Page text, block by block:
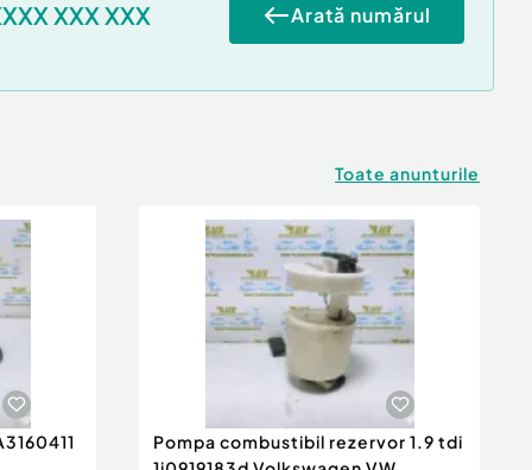
XXX XXX Arată numărul
Toate anunturile
Pompa combustibil rezervor 1.9 tdi